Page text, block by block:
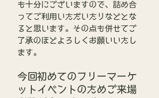
も十分にございますので、詰め合
ってご利用いただいたりなどとな
ると思います。その点も併せてご
了承のほどよろしくお願いいたし
ます。
今回初めてのフリーマーケ
ットイベントのためご来場